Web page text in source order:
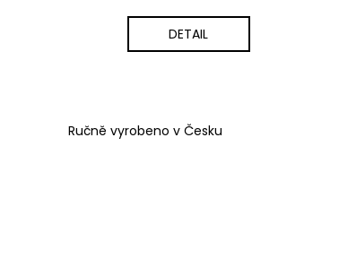
DETAIL
Ručně vyrobeno v Česku